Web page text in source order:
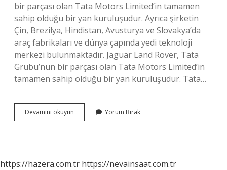
bir parçası olan Tata Motors Limited’in tamamen
sahip olduğu bir yan kuruluşudur. Ayrıca şirketin
Çin, Brezilya, Hindistan, Avusturya ve Slovakya’da
araç fabrikaları ve dünya çapında yedi teknoloji
merkezi bulunmaktadır. Jaguar Land Rover, Tata
Grubu’nun bir parçası olan Tata Motors Limited’in
tamamen sahip olduğu bir yan kuruluşudur. Tata…
Devamını okuyun
Kimin
Yorum Bırak
https://hazera.com.tr https://nevainsaat.com.tr